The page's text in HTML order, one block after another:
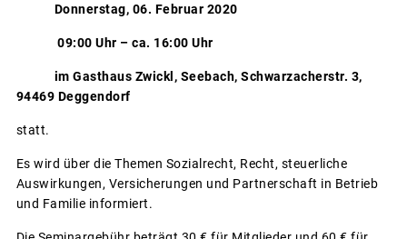
Donnerstag, 06. Februar 2020
09:00 Uhr – ca. 16:00 Uhr
im Gasthaus Zwickl, Seebach, Schwarzacherstr. 3,
94469 Deggendorf
statt.
Es wird über die Themen Sozialrecht, Recht, steuerliche
Auswirkungen, Versicherungen und Partnerschaft in Betrieb
und Familie informiert.